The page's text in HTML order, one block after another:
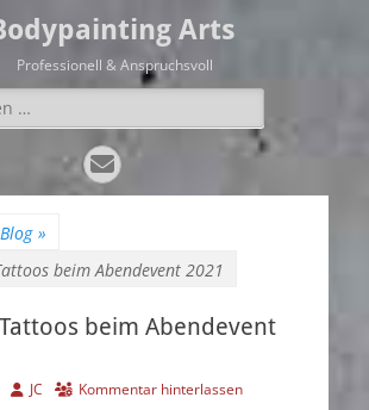
Arts
Professionell & Anspruchsvoll
E-
Mail
Blog »
beim Abendevent 2021
beim Abendevent
Autor
JC Kommentar hinterlassen